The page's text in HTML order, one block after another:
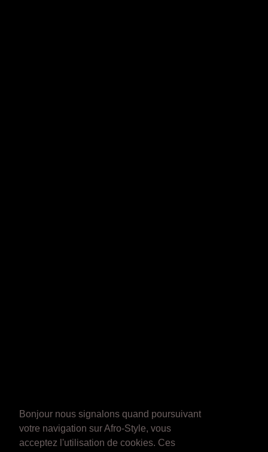
Bonjour nous signalons quand poursuivant
votre navigation sur Afro-Style, vous
acceptez l'utilisation de cookies. Ces